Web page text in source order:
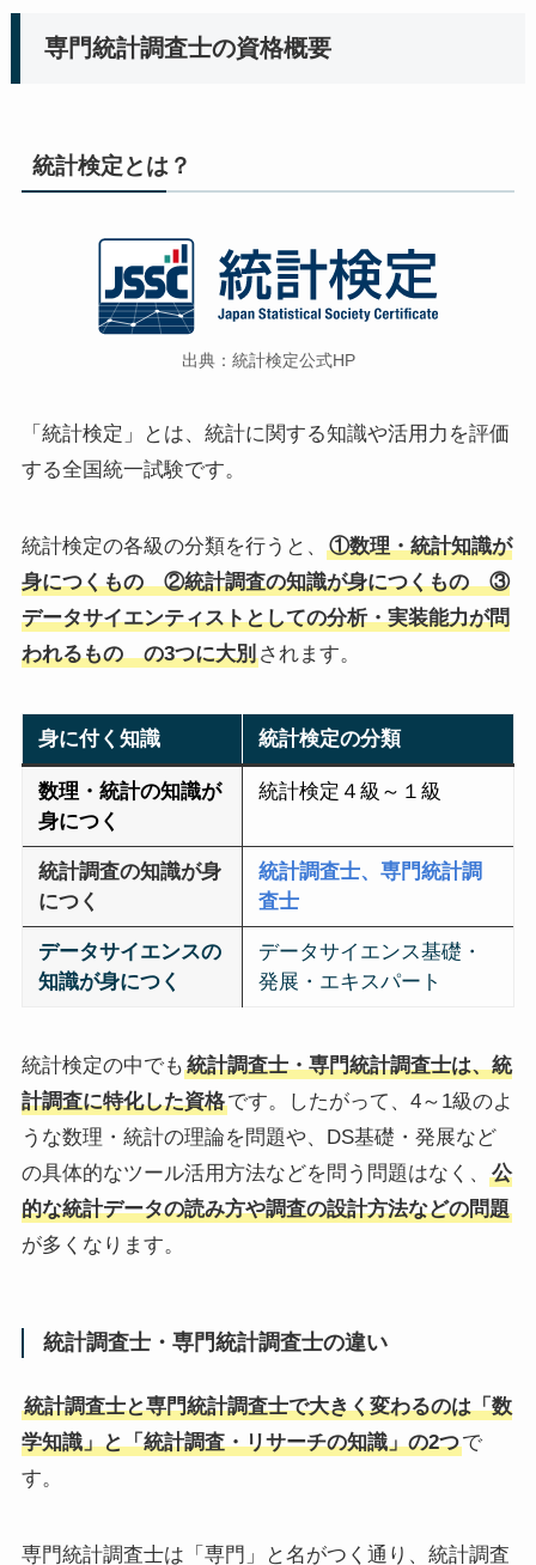
専門統計調査士の資格概要
統計検定とは？
出典：統計検定公式HP
「統計検定」とは、統計に関する知識や活用力を評価
する全国統一試験です。
統計検定の各級の分類を行うと、
①数理・統計知識が
身につくもの ②統計調査の知識が身につくもの ③
データサイエンティストとしての分析・実装能力が問
われるもの の3つに大別されます。
身に付く知識 統計検定の分類
数理・統計の知識が
身につく
統計検定４級～１級
統計調査の知識が身
につく
統計調査士、専門統計調
査士
データサイエンスの
知識が身につく
データサイエンス基礎・
発展・エキスパート
統計検定の中でも 統計調査士・専門統計調査士は、統
計調査に特化した資格です。したがって、4～1級のよ
うな数理・統計の理論を問題や、DS基礎・発展など
の具体的なツール活用方法などを問う問題はなく、
公
的な統計データの読み方や調査の設計方法などの問題
が多くなります。
統計調査士・専門統計調査士の違い
統計調査士と専門統計調査士で大きく変わるのは「数
学知識」と「統計調査・リサーチの知識」の2つで
す。
専門統計調査士は「専門」と名がつく通り、統計調査